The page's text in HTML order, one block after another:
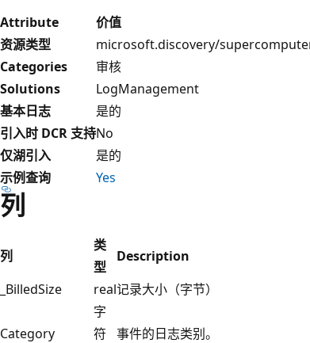
Attribute
价值
资源类型
microsoft.discovery/
Categories
审核
Solutions
LogManagement
基本日志
是的
引入时 DCR 支持No
仅湖引入
是的
示例查询
Yes
列
列
类
型
Description
_BilledSize
real记录大小（字节）
Category
字
符
事件的日志类别。